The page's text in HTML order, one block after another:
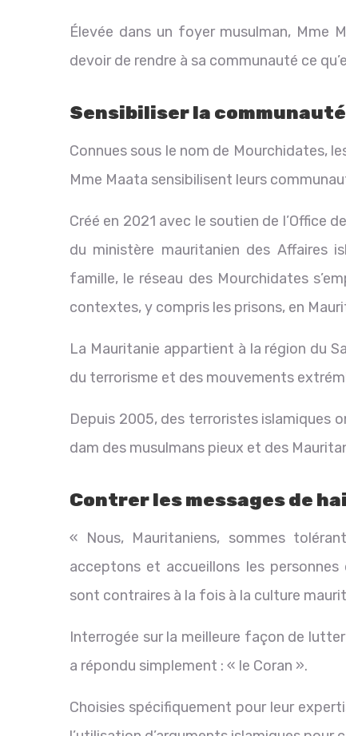
Élevée dans un foyer musulman, Mme
devoir de rendre à sa communauté ce
Sensibiliser la communauté
Connues sous le nom de Mourchidates,
Mme Maata sensibilisent leurs
Créé en 2021 avec le soutien de l’Office
du ministère mauritanien des Affaires
famille, le réseau des Mourchidates
contextes, y compris les prisons, en
La Mauritanie appartient à la région du
du terrorisme et des mouvements
Depuis 2005, des terroristes islamiques
dam des musulmans pieux et des
Contrer les messages de
« Nous, Mauritaniens, sommes
acceptons et accueillons les
sont contraires à la fois à la culture
Interrogée sur la meilleure façon de
a répondu simplement : « le Coran ».
Choisies spécifiquement pour leur